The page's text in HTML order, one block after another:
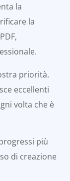
la
la
priorità.
eccellenti
volta che è
più
di creazione